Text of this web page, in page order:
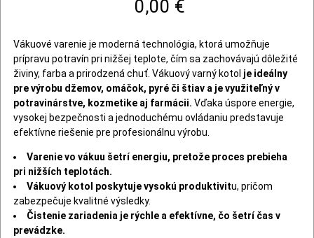
0,00 €
Vákuové varenie je moderná technológia, ktorá umožňuje
prípravu potravín pri nižšej teplote, čím sa zachovávajú dôležité
živiny, farba a prirodzená chuť. Vákuový varný kotol je ideálny
pre výrobu džemov, omáčok, pyré či štiav a je využiteľný v
potravinárstve, kozmetike aj farmácii. Vďaka úspore energie,
vysokej bezpečnosti a jednoduchému ovládaniu predstavuje
efektívne riešenie pre profesionálnu výrobu.
Varenie vo vákuu šetrí energiu, pretože proces prebieha
pri nižších teplotách.
Vákuový kotol poskytuje vysokú produktivitu, pričom
zabezpečuje kvalitné výsledky.
Čistenie zariadenia je rýchle a efektívne, čo šetrí čas v
prevádzke.